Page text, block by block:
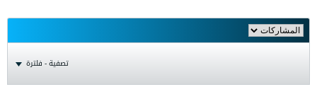
تصفية - فلترة